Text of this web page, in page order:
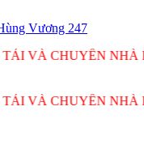
NHÀ HÙNG
NHÀ HÙNG